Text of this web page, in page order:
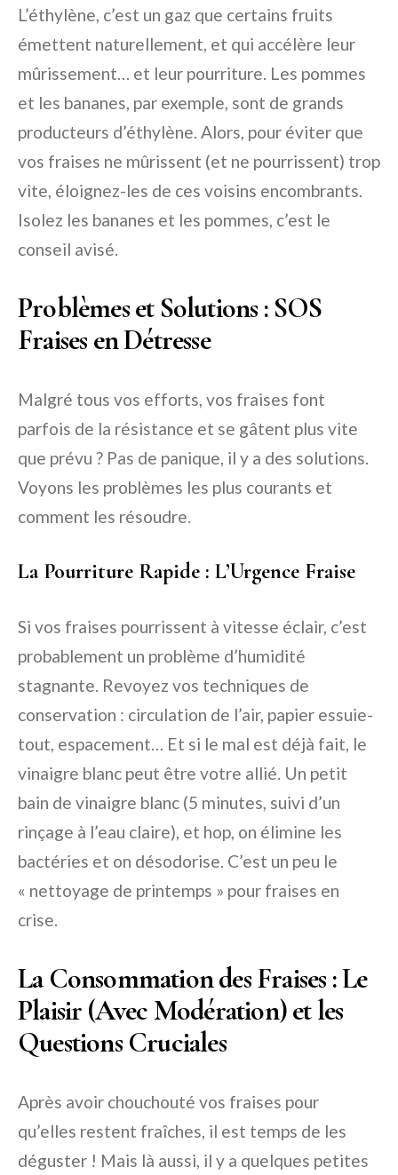
L’éthylène, c’est un gaz que certains fruits
émettent naturellement, et qui accélère leur
mûrissement… et leur pourriture. Les pommes
et les bananes, par exemple, sont de grands
producteurs d’éthylène. Alors, pour éviter que
vos fraises ne mûrissent (et ne pourrissent) trop
vite, éloignez-les de ces voisins encombrants.
Isolez les bananes et les pommes, c’est le
conseil avisé.
Problèmes et Solutions : SOS
Fraises en Détresse
Malgré tous vos efforts, vos fraises font
parfois de la résistance et se gâtent plus vite
que prévu ? Pas de panique, il y a des solutions.
Voyons les problèmes les plus courants et
comment les résoudre.
La Pourriture Rapide : L’Urgence Fraise
Si vos fraises pourrissent à vitesse éclair, c’est
probablement un problème d’humidité
stagnante. Revoyez vos techniques de
conservation : circulation de l’air, papier essuie-
tout, espacement… Et si le mal est déjà fait, le
vinaigre blanc peut être votre allié. Un petit
bain de vinaigre blanc (5 minutes, suivi d’un
rinçage à l’eau claire), et hop, on élimine les
bactéries et on désodorise. C’est un peu le
« nettoyage de printemps » pour fraises en
crise.
La Consommation des Fraises : Le
Plaisir (Avec Modération) et les
Questions Cruciales
Après avoir chouchouté vos fraises pour
qu’elles restent fraîches, il est temps de les
déguster ! Mais là aussi, il y a quelques petites